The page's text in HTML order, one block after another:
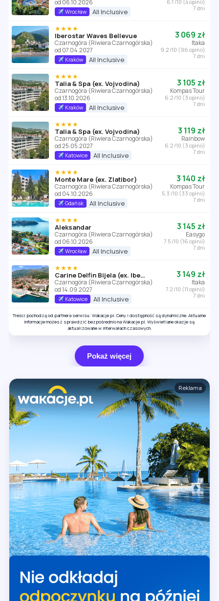
od 06.10.2026
Wrocław All Inclusive
6.1 /10 (4 opinii)
7 dni
★★★★
Iberostar Waves Bellevue
Czarnogóra (Riwiera Czarnogórska)
od 07.04.2027
Kraków All Inclusive
3 069 zł
Itaka
9.2 /10 (96 opinii)
7 dni
★★★★
Talia & Spa (ex. Vojvodina)
Czarnogóra (Riwiera Czarnogórska)
od 13.10.2026
Kraków All Inclusive
3 105 zł
Kompas Tour
6.2 /10 (3 opinii)
7 dni
★★★★
Talia & Spa (ex. Vojvodina)
Czarnogóra (Riwiera Czarnogórska)
od 25.05.2027
Katowice All Inclusive
3 119 zł
Rainbow
6.2 /10 (3 opinii)
7 dni
★★★★
Monte Mare (ex. Zlatibor)
Czarnogóra (Riwiera Czarnogórska)
od 04.10.2026
Gdańsk All Inclusive
3 140 zł
Kompas Tour
5.3 /10 (33 opinii)
7 dni
★★★★
Aleksandar
Czarnogóra (Riwiera Czarnogórska)
od 06.10.2026
Wrocław All Inclusive
3 145 zł
Easygo
7.5 /10 (16 opinii)
7 dni
★★★★
Carine Delfin Bijela (ex. Iberostar Bijela Delfin)
Czarnogóra (Riwiera Czarnogórska)
od 14.09.2027
Katowice All Inclusive
3 149 zł
Itaka
7.2 /10 (11 opinii)
7 dni
Treści pochodzą od partnera serwisu: Wakacje.pl. Ceny i dostępność są dynamiczne. Aktualne
informacje możesz sprawdzić bezpośrednio na Wakacje.pl. Wyświetlane okazje są
aktualizowane w interwałach czasowych.
Pokaż więcej
Reklama